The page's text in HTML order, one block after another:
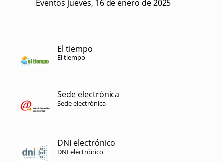
Eventos jueves, 16 de enero de 2025
El tiempo
El tiempo
Sede electrónica
Sede electrónica
DNI electrónico
DNI electrónico